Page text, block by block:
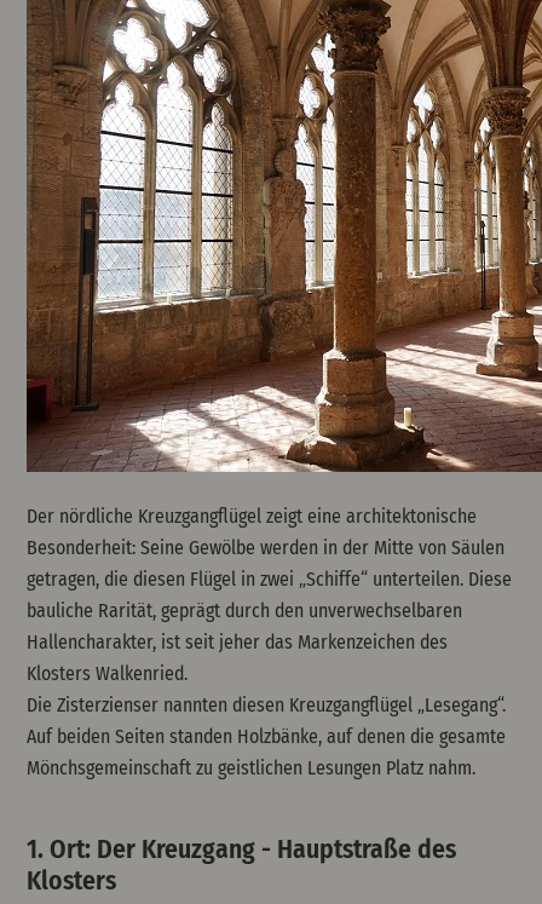
Der nördliche Kreuzgangflügel zeigt eine architektonische
Besonderheit: Seine Gewölbe werden in der Mitte von Säulen
getragen, die diesen Flügel in zwei „Schiffe“ unterteilen. Diese
bauliche Rarität, geprägt durch den unverwechselbaren
Hallencharakter, ist seit jeher das Markenzeichen des
Klosters Walkenried.
Die Zisterzienser nannten diesen Kreuzgangflügel „Lesegang“.
Auf beiden Seiten standen Holzbänke, auf denen die gesamte
Mönchsgemeinschaft zu geistlichen Lesungen Platz nahm.
1. Ort: Der Kreuzgang - Hauptstraße des
Klosters